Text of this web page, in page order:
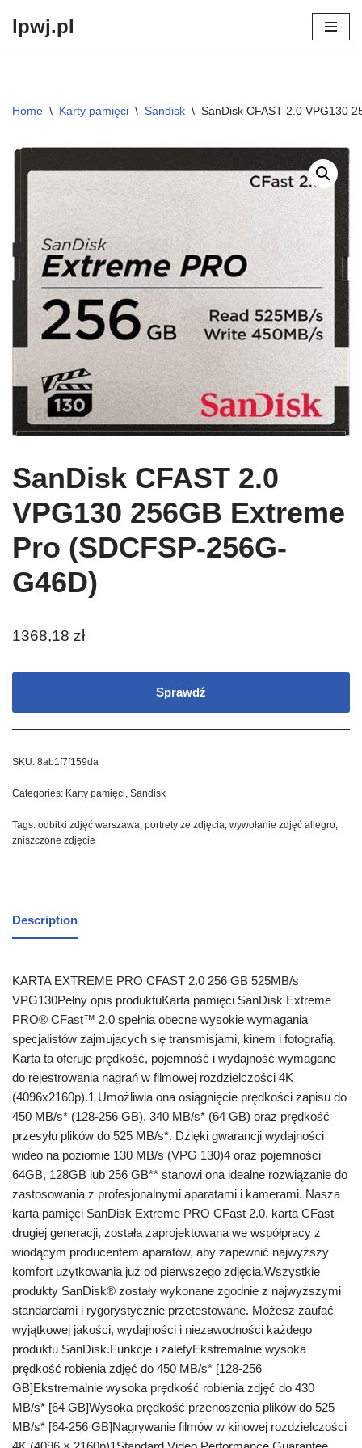
lpwj.pl
Home \ Karty pamięci \ Sandisk \ SanDisk CFAST 2.0 VPG130
SanDisk CFAST 2.0
VPG130 256GB Extreme
Pro (SDCFSP-256G-
G46D)
1368,18 zł
Sprawdź
SKU: 8ab1f7f159da
Categories: Karty pamięci, Sandisk
Tags: odbitki zdjęć warszawa, portrety ze zdjęcia, wywołanie zdjęć allegro,
zniszczone zdjęcie
Description
KARTA EXTREME PRO CFAST 2.0 256 GB 525MB/s
VPG130Pełny opis produktuKarta pamięci SanDisk Extreme
PRO® CFast™ 2.0 spełnia obecne wysokie wymagania
specjalistów zajmujących się transmisjami, kinem i fotografią.
Karta ta oferuje prędkość, pojemność i wydajność wymagane
do rejestrowania nagrań w filmowej rozdzielczości 4K
(4096x2160p).1 Umożliwia ona osiągnięcie prędkości zapisu do
450 MB/s* (128-256 GB), 340 MB/s* (64 GB) oraz prędkość
przesyłu plików do 525 MB/s*. Dzięki gwarancji wydajności
wideo na poziomie 130 MB/s (VPG 130)4 oraz pojemności
64GB, 128GB lub 256 GB** stanowi ona idealne rozwiązanie do
zastosowania z profesjonalnymi aparatami i kamerami. Nasza
karta pamięci SanDisk Extreme PRO CFast 2.0, karta CFast
drugiej generacji, została zaprojektowana we współpracy z
wiodącym producentem aparatów, aby zapewnić najwyższy
komfort użytkowania już od pierwszego zdjęcia.Wszystkie
produkty SanDisk® zostały wykonane zgodnie z najwyższymi
standardami i rygorystycznie przetestowane. Możesz zaufać
wyjątkowej jakości, wydajności i niezawodności każdego
produktu SanDisk.Funkcje i zaletyEkstremalnie wysoka
prędkość robienia zdjęć do 450 MB/s* [128-256
GB]Ekstremalnie wysoka prędkość robienia zdjęć do 430
MB/s* [64 GB]Wysoka prędkość przenoszenia plików do 525
MB/s* [64-256 GB]Nagrywanie filmów w kinowej rozdzielczości